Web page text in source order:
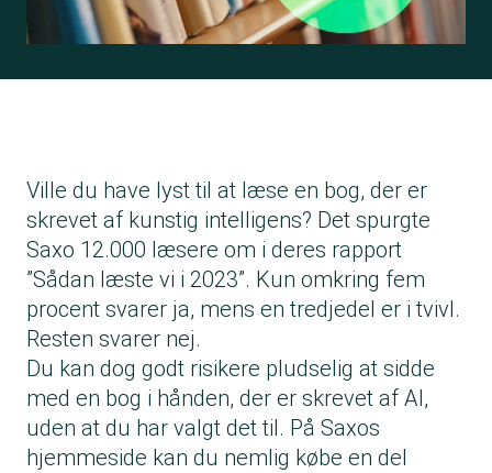
Ville du have lyst til at læse en bog, der er
skrevet af kunstig intelligens? Det spurgte
Saxo 12.000 læsere om i deres rapport
”Sådan læste vi i 2023”. Kun omkring fem
procent svarer ja, mens en tredjedel er i tvivl.
Resten svarer nej.
Du kan dog godt risikere pludselig at sidde
med en bog i hånden, der er skrevet af AI,
uden at du har valgt det til. På Saxos
hjemmeside kan du nemlig købe en del